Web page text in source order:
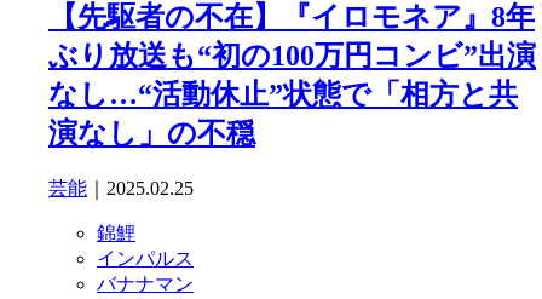
【先駆者の不在】『イロモネア』8年
ぶり放送も“初の100万円コンビ”出演
なし…“活動休止”状態で「相方と共
演なし」の不穏
芸能 ｜2025.02.25
錦鯉
インパルス
バナナマン